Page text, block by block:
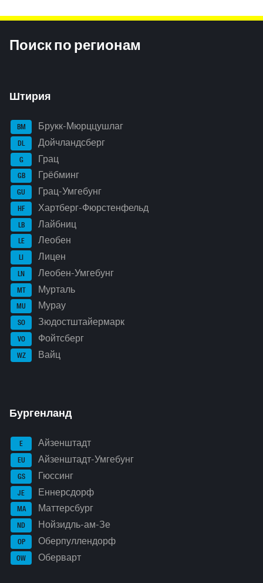
Поиск по регионам
Штирия
BM Брукк-Мюрццушлаг
DL Дойчландсберг
G Грац
GB Грёбминг
GU Грац-Умгебунг
HF Хартберг-Фюрстенфельд
LB Лайбниц
LE Леобен
LI Лицен
LN Леобен-Умгебунг
MT Мурталь
MU Мурау
SO Зюдостштайермарк
VO Фойтсберг
WZ Вайц
Бургенланд
E Айзенштадт
EU Айзенштадт-Умгебунг
GS Гюссинг
JE Еннерсдорф
MA Маттерсбург
ND Нойзидль-ам-Зе
OP Оберпуллендорф
OW Оберварт